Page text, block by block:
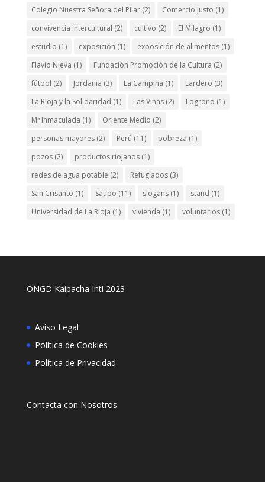
Colegio Nuestra Señora del Pilar(2) Comercio Justo (1)
convivencia intercultural (2) cultivo (2) El Milagro (1)
estudio (1) exposición (1) exposición de alimentos(1)
Flavio Nieva (1) Fundación Promoción de la Cultura (2)
fútbol (2) Jordania (3) La Campiña (1) Lardero (3)
La Rioja y la Solidaridad (1) Las Viñas(2) Logroño (1)
Mª Inmaculada (1) Oriente Medio (2)
personas mayores(2) Perú (11) pobreza (1)
pozos(2) productos riojanos(1)
redes de agua potable (2) Refugiados(3)
San Crisanto (1) Satipo (11) slogans(1) stand (1)
Universidad de La Rioja (1) vivienda (1) voluntarios(1)
ONGD Kaipacha Inti 2023
Aviso Legal
Política de Cookies
Política de Privacidad
Contacta con Nosotros